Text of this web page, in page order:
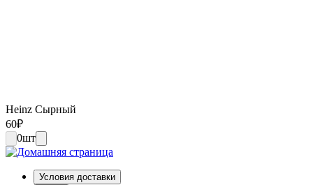
Heinz Сырный
60₽
0шт
Условия доставки